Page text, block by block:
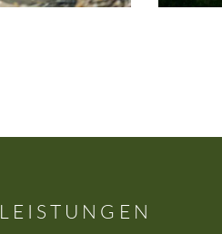
LEISTUNGEN